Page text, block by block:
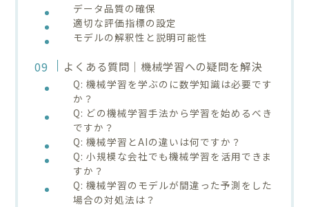
データ品質の確保
適切な評価指標の設定
モデルの解釈性と説明可能性
よくある質問｜機械学習への疑問を解決
Q: 機械学習を学ぶのに数学知識は必要です
か？
Q: どの機械学習手法から学習を始めるべき
ですか？
Q: 機械学習とAIの違いは何ですか？
Q: 小規模な会社でも機械学習を活用できま
すか？
Q: 機械学習のモデルが間違った予測をした
場合の対処法は？